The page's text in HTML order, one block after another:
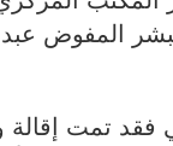
المفوض عبد
تمت إقالة